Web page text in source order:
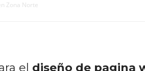
Zona Norte
el diseño de pagina